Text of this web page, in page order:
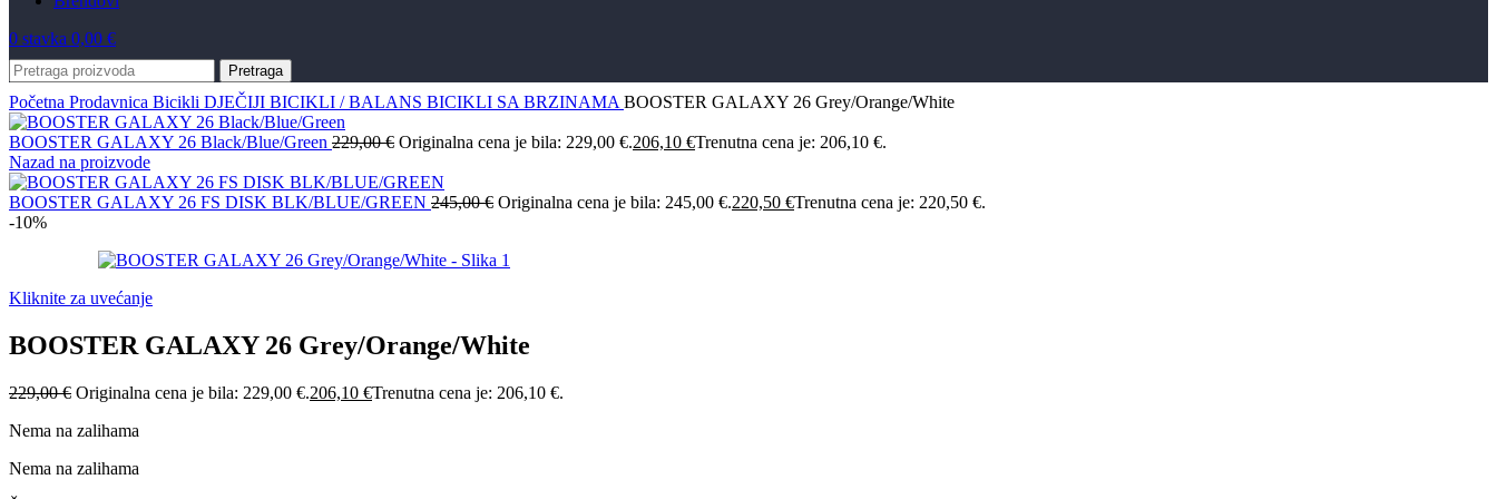
0 stavka 0,00 €
Pretraga
Početna Prodavnica Bicikli DJEČIJI BICIKLI / BALANS BICIKLI SA BRZINAMA BOOSTER GALAXY 26 Grey/Orange/White
BOOSTER GALAXY 26 Black/Blue/Green 229,00€ Originalna cena je bila: 229,00 €.206,10 €Trenutna cena je: 206,10 €.
Nazad na proizvode
BOOSTER GALAXY 26 FS DISK BLK/BLUE/GREEN 245,00€ Originalna cena je bila: 245,00 €.220,50 €Trenutna cena je: 220,50 €.
-10%
Kliknite za uvećanje
BOOSTER GALAXY 26 Grey/Orange/White
229,00€ Originalna cena je bila: 229,00 €.206,10 €Trenutna cena je: 206,10 €.
Nema na zalihama
Nema na zalihama